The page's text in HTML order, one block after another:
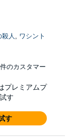
人 , ワシント
のカスタマー
プレミアムプ
す
す